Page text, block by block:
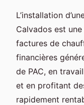
L’installation
Calvados est
factures de
financières
de PAC, en
et en profitant
rapidement